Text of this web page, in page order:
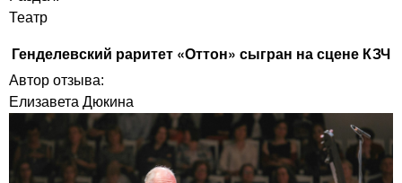
Театр
Генделевский раритет «Оттон» сыгран на сцене КЗЧ
Автор отзыва:
Елизавета Дюкина